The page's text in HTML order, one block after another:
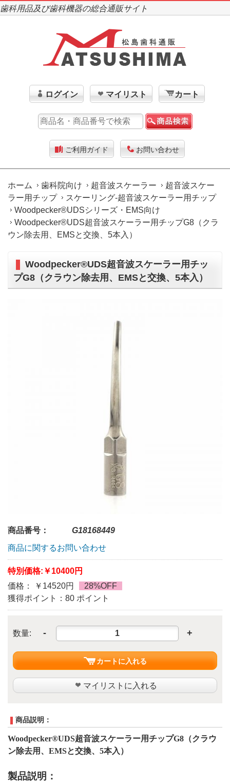
歯科用品及び歯科機器の総合通販サイト
ログイン マイリスト カート
ご利用ガイド お問い合わせ
ホーム 歯科院向け 超音波スケーラー
超音波スケー
ラー用チップ
スケーリング-超音波スケーラー用チップ
Woodpecker®UDSシリーズ・EMS向け
Woodpecker®UDS超音波スケーラー用チップG8（クラ
ウン除去用、EMSと交換、5本入）
Woodpecker®UDS超音波スケーラー用チッ
プG8（クラウン除去用、EMSと交換、5本入）
商品番号：
G18168449
商品に関するお問い合わせ
特別価格: ￥10400円
価格： ￥14520円
28%OFF
獲得ポイント：80 ポイント
数量: - +
カートに入れる
マイリストに入れる
商品説明：
Woodpecker®UDS超音波スケーラー用チップG8 （クラウ
ン除去用、 EMSと交換、 5本入）
製品説明：